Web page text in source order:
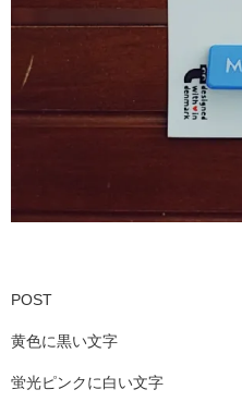
POST
黄色に黒い文字
蛍光ピンクに白い文字